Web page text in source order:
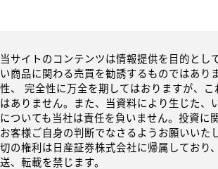
当サイトのコンテンツは情報提供を目的とし
い商品に関わる売買を勧誘するものではあり
性、 完全性に万全を期してはおりますが、こ
はありません。また、当資料により生じた、
についても当社は責任を負いません。投資に
お客様ご自身の判断でなさるようお願いいた
切の権利は日産証券株式会社に帰属しており
送、転載を禁じます。